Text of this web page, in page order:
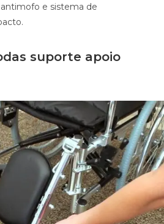
e sistema de
suporte apoio